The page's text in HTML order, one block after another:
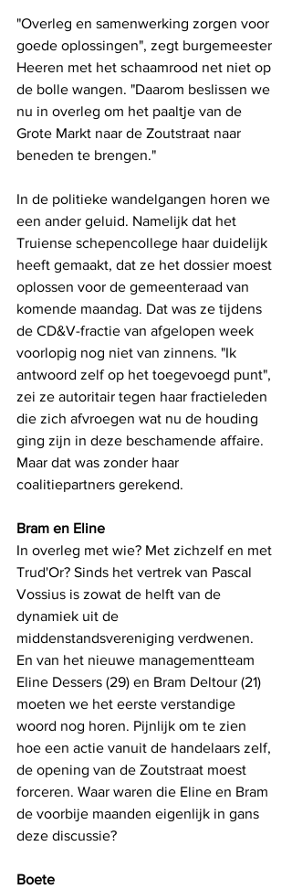
"Overleg en samenwerking zorgen voor
goede oplossingen", zegt burgemeester
Heeren met het schaamrood net niet op
de bolle wangen. "Daarom beslissen we
nu in overleg om het paaltje van de
Grote Markt naar de Zoutstraat naar
beneden te brengen."
In de politieke wandelgangen horen we
een ander geluid. Namelijk dat het
Truiense schepencollege haar duidelijk
heeft gemaakt, dat ze het dossier moest
oplossen voor de gemeenteraad van
komende maandag. Dat was ze tijdens
de CD&V-fractie van afgelopen week
voorlopig nog niet van zinnens. "Ik
antwoord zelf op het toegevoegd punt",
zei ze autoritair tegen haar fractieleden
die zich afvroegen wat nu de houding
ging zijn in deze beschamende affaire.
Maar dat was zonder haar
coalitiepartners gerekend.
Bram en Eline
In overleg met wie? Met zichzelf en met
Trud'Or? Sinds het vertrek van Pascal
Vossius is zowat de helft van de
dynamiek uit de
middenstandsvereniging verdwenen.
En van het nieuwe managementteam
Eline Dessers (29) en Bram Deltour (21)
moeten we het eerste verstandige
woord nog horen. Pijnlijk om te zien
hoe een actie vanuit de handelaars zelf,
de opening van de Zoutstraat moest
forceren. Waar waren die Eline en Bram
de voorbije maanden eigenlijk in gans
deze discussie?
Boete